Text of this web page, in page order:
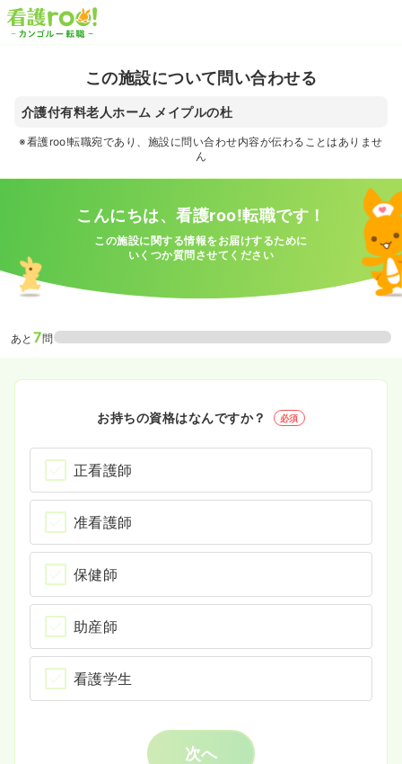
この施設について問い合わせる
介護付有料老人ホーム メイプルの杜
※看護roo!転職宛であり、施設に問い合わせ内容が伝わることはありませ
ん
こんにちは、看護roo!転職です！
この施設に関する情報をお届けするために
いくつか質問させてください
あと 7問
お持ちの資格はなんですか？ 必須
正看護師
准看護師
保健師
助産師
看護学生
次へ